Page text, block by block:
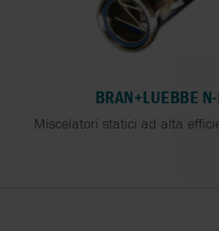
BRAN+LUEBBE
Miscelatori statici ad alta